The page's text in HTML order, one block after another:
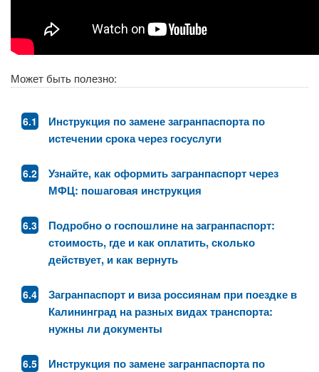
Может быть полезно:
Инструкция по замене загранпаспорта по
истечении срока через госуслуги
Узнайте, как оформить загранпаспорт через
МФЦ: пошаговая инструкция
Подробно о госпошлине на загранпаспорт:
стоимость, где и как оплатить, сколько
действует, и как вернуть
Загранпаспорт и виза россиянам при поездке в
Калининград на разных видах транспорта:
нужны ли документы
Инструкция по замене загранпаспорта по